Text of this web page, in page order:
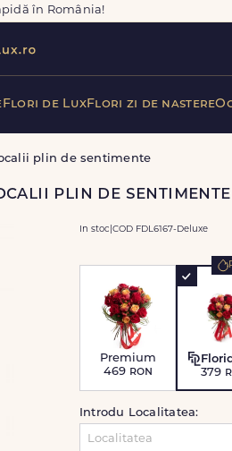
în România!
Flori de LuxFlori zi de nastere
plin de sentimente
plin de sentimente
In stoc COD FDL6167-Deluxe
Premium
469 ron
379
Introdu Localitatea: